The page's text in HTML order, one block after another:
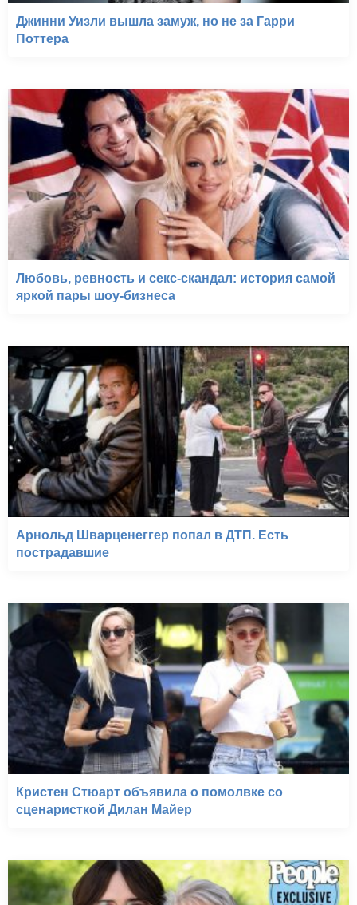
Джинни Уизли вышла замуж, но не за Гарри
Поттера
Любовь, ревность и секс-скандал: история самой
яркой пары шоу-бизнеса
Арнольд Шварценеггер попал в ДТП. Есть
пострадавшие
Кристен Стюарт объявила о помолвке со
сценаристкой Дилан Майер